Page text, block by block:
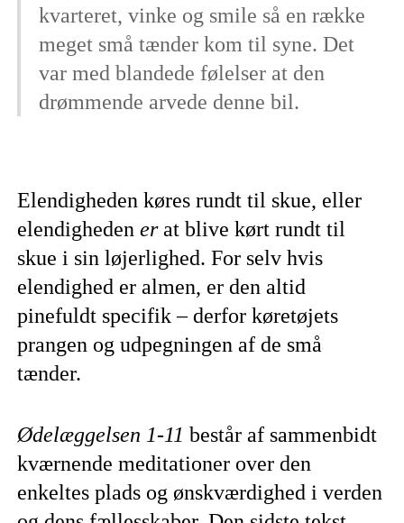
kvarteret, vinke og smile så en række
meget små tænder kom til syne. Det
var med blandede følelser at den
drømmende arvede denne bil.
Elendigheden køres rundt til skue, eller
elendighedenerat blive kørt rundt til
skue i sin løjerlighed. For selv hvis
elendighed er almen, er den altid
pinefuldt specifik – derfor køretøjets
prangen og udpegningen af de små
tænder.
Ødelæggelsen 1-11består af sammenbidt
kværnende meditationer over den
enkeltes plads og ønskværdighed i verden